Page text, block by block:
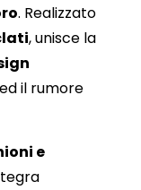
. Realizzato
, unisce la
il rumore
e